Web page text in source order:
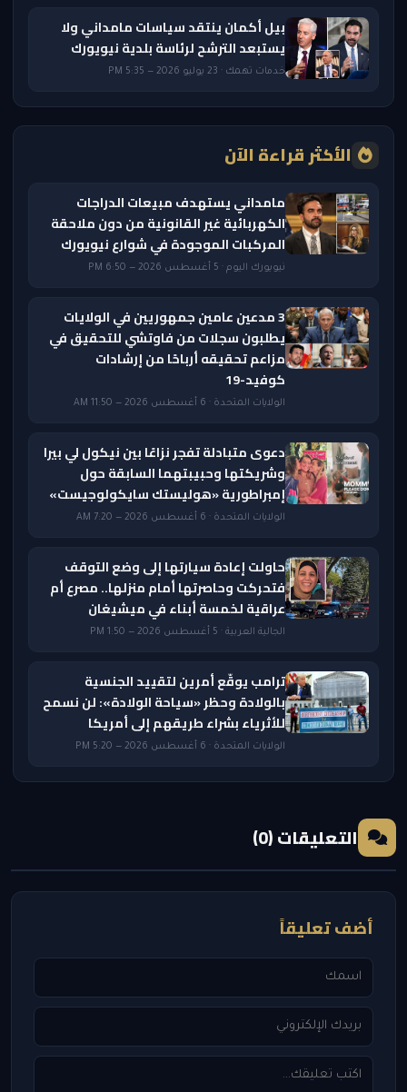
بيل أكمان ينتقد سياسات مامداني ولا
يستبعد الترشح لرئاسة بلدية نيويورك
خدمات تهمك · 23 يوليو 2026 — 5:35 PM
الأكثر قراءة الآن
مامداني يستهدف مبيعات الدراجات
الكهربائية غير القانونية من دون ملاحقة
المركبات الموجودة في شوارع نيويورك
نيويورك اليوم · 5 أغسطس 2026 — 6:50 PM
3 مدعين عامين جمهوريين في الولايات
يطلبون سجلات من فاوتشي للتحقيق في
مزاعم تحقيقه أرباحًا من إرشادات
كوفيد-19
الولايات المتحدة · 6 أغسطس 2026 — 11:50 AM
دعوى متبادلة تفجر نزاعًا بين نيكول لي بيرا
وشريكتها وحبيبتهما السابقة حول
إمبراطورية «هوليستك سايكولوجيست»
الولايات المتحدة · 6 أغسطس 2026 — 7:20 AM
حاولت إعادة سيارتها إلى وضع التوقف
فتحركت وحاصرتها أمام منزلها.. مصرع أم
عراقية لخمسة أبناء في ميشيغان
الجالية العربية · 5 أغسطس 2026 — 1:50 PM
ترامب يوقّع أمرين لتقييد الجنسية
بالولادة وحظر «سياحة الولادة»: لن نسمح
للأثرياء بشراء طريقهم إلى أمريكا
الولايات المتحدة · 6 أغسطس 2026 — 5:20 PM
التعليقات (0)
أضف تعليقاً